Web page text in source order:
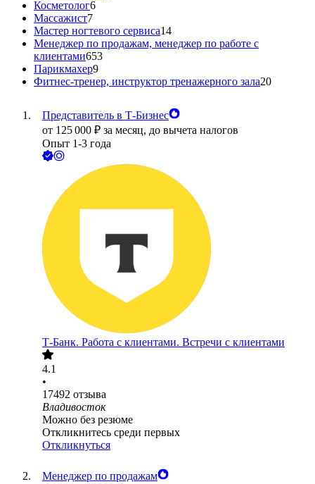
Косметолог6
Массажист7
Мастер ногтевого сервиса14
Менеджер по продажам, менеджер по работе с
клиентами653
Парикмахер9
Фитнес-тренер, инструктор тренажерного зала20
Представитель в Т-Бизнес
от 125 000 ₽ за месяц, до вычета налогов
Опыт 1-3 года
Т-Банк. Работа с клиентами. Встречи с клиентами
4.1
•
17492 отзыва
Владивосток
Можно без резюме
Откликнитесь среди первых
Откликнуться
Менеджер по продажам